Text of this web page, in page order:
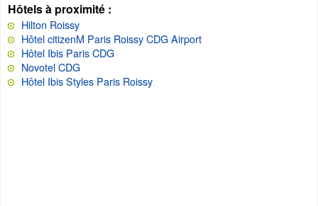
Hôtels à proximité :
Hilton Roissy
Hôtel citizenM Paris Roissy CDG Airport
Hôtel Ibis Paris CDG
Novotel CDG
Hôtel Ibis Styles Paris Roissy